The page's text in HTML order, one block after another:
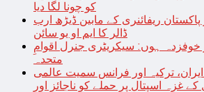
کو چونا لگا دیا
ریفائنری کے مابین ڈیڑھ ارب
ڈالر کا ایم او یو سائن
خوفزدہ ہوں: سیکریٹری جنرل اقوامِ
متحدہ
ایران، ترکیہ اور فرانس سمیت عالمی
غزہ اسپتال پر حملے کو ناجائز اور